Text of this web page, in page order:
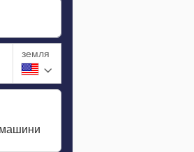
земля
машини